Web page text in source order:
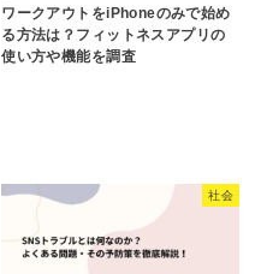
ワークアウトをiPhoneのみで始め
る方法は？フィットネスアプリの
使い方や機能を調査
社会